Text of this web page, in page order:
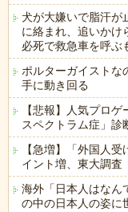
犬が大嫌いで脂汗が
に絡まれ、追いか
必死で救急車を呼ぶ
ポルターガイストな
手に動き回る
【悲報】人気プロ
スペクトラム症」診
【急増】「外国人
イント増、東大調査
海外「日本人はなん
の中の日本人の姿に